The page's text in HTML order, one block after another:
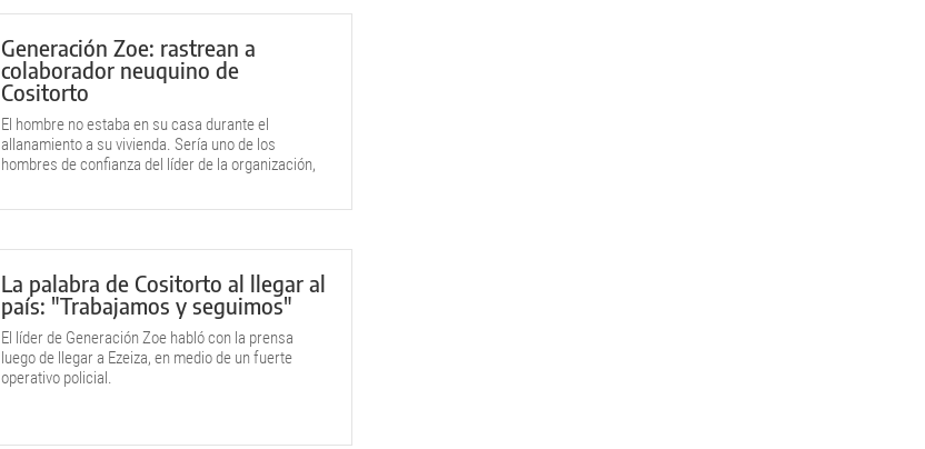
Generación Zoe: rastrean a
colaborador neuquino de
Cositorto
El hombre no estaba en su casa durante el
allanamiento a su vivienda. Sería uno de los
hombres de confianza del líder de la organización,
La palabra de Cositorto al llegar al
país: "Trabajamos y seguimos"
El líder de Generación Zoe habló con la prensa
luego de llegar a Ezeiza, en medio de un fuerte
operativo policial.